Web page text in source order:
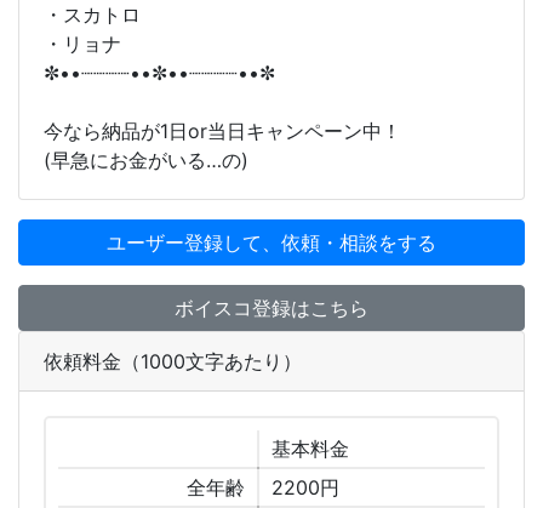
・スカトロ
・リョナ
✼••┈┈┈┈••✼••┈┈┈┈••✼
今なら納品が1日or当日キャンペーン中！
(早急にお金がいる…の)
ユーザー登録して、依頼・相談をする
ボイスコ登録はこちら
依頼料金（1000文字あたり）
基本料金
全年齢
2200円